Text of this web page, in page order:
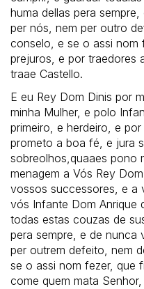
huma dellas pera
per nós, nem per outro
conselo, e se o assi nom
prejuros, e por traedores
traae Castello.
E eu Rey Dom Dinis por
minha Mulher, e polo
primeiro, e herdeiro, e
prometo a boa fé, e jura
sobreolhos,quaaes pono
menagem a Vós Rey
vossos successores, e a
vós Infante Dom Anrique
todas estas couzas de
pera sempre, e de nunca
per outrem defeito, nem
se o assi nom fezer, que
come quem mata